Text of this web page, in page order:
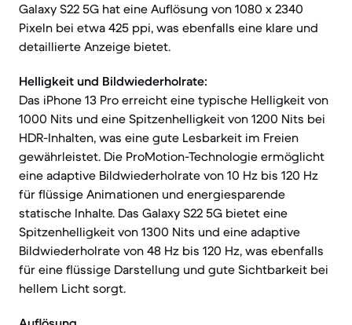
Galaxy S22 5G hat eine Auflösung von 1080 x 2340
Pixeln bei etwa 425 ppi, was ebenfalls eine klare und
detaillierte Anzeige bietet.
Helligkeit und Bildwiederholrate:
Das iPhone 13 Pro erreicht eine typische Helligkeit von
1000 Nits und eine Spitzenhelligkeit von 1200 Nits bei
HDR-Inhalten, was eine gute Lesbarkeit im Freien
gewährleistet. Die ProMotion-Technologie ermöglicht
eine adaptive Bildwiederholrate von 10 Hz bis 120 Hz
für flüssige Animationen und energiesparende
statische Inhalte. Das Galaxy S22 5G bietet eine
Spitzenhelligkeit von 1300 Nits und eine adaptive
Bildwiederholrate von 48 Hz bis 120 Hz, was ebenfalls
für eine flüssige Darstellung und gute Sichtbarkeit bei
hellem Licht sorgt.